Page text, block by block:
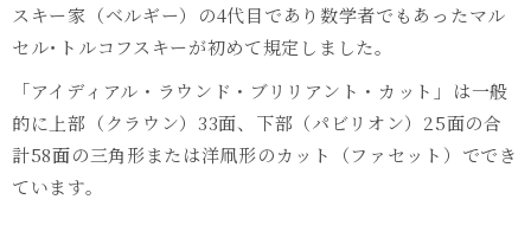
スキー家（ベルギー）の4代目であり数学者でもあったマル
セル･トルコフスキーが初めて規定しました。
「アイディアル・ラウンド・ブリリアント・カット」は一般
的に上部（クラウン） 33⾯、下部（パビリオン） 25⾯の合
計58面の三角形または洋凧形のカット（ファセット）ででき
ています。